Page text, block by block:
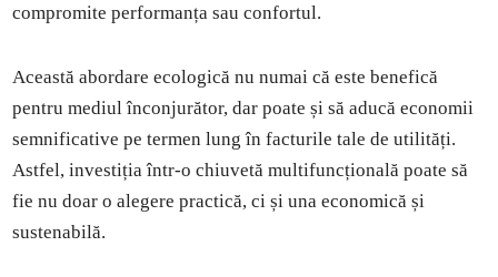
compromite performanța sau confortul.
Această abordare ecologică nu numai că este benefică
pentru mediul înconjurător, dar poate și să aducă economii
semnificative pe termen lung în facturile tale de utilități.
Astfel, investiția într-o chiuvetă multifuncțională poate să
fie nu doar o alegere practică, ci și una economică și
sustenabilă.